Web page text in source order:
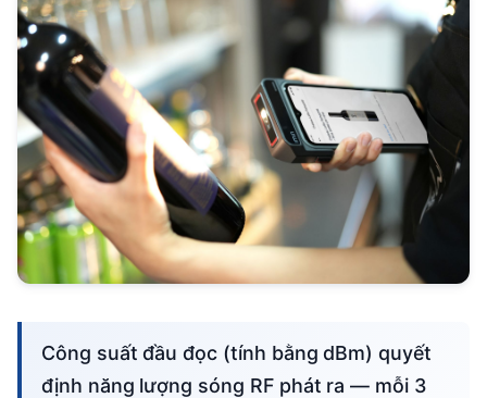
Công suất đầu đọc (tính bằng dBm) quyết
định năng lượng sóng RF phát ra — mỗi 3